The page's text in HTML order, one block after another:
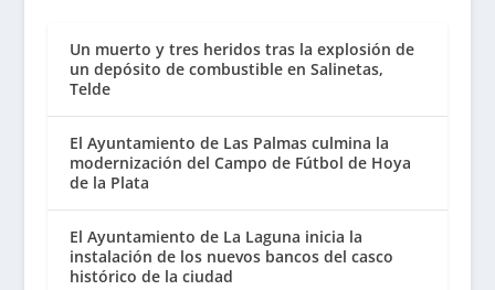
Un muerto y tres heridos tras la explosión de
un depósito de combustible en Salinetas,
Telde
El Ayuntamiento de Las Palmas culmina la
modernización del Campo de Fútbol de Hoya
de la Plata
El Ayuntamiento de La Laguna inicia la
instalación de los nuevos bancos del casco
histórico de la ciudad